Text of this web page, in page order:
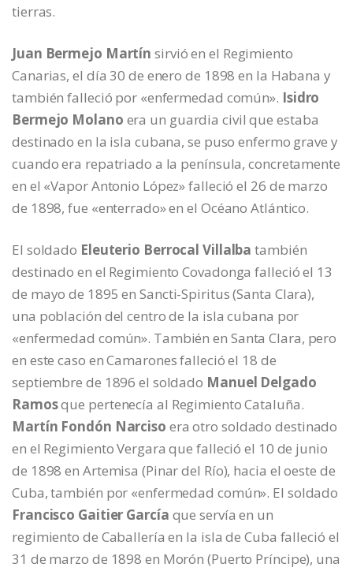
tierras.
Juan Bermejo Martín sirvió en el Regimiento
Canarias, el día 30 de enero de 1898 en la Habana y
también falleció por «enfermedad común». Isidro
Bermejo Molano era un guardia civil que estaba
destinado en la isla cubana, se puso enfermo grave y
cuando era repatriado a la península, concretamente
en el «Vapor Antonio López» falleció el 26 de marzo
de 1898, fue «enterrado» en el Océano Atlántico.
El soldado Eleuterio Berrocal Villalba también
destinado en el Regimiento Covadonga falleció el 13
de mayo de 1895 en Sancti-Spiritus (Santa Clara),
una población del centro de la isla cubana por
«enfermedad común». También en Santa Clara, pero
en este caso en Camarones falleció el 18 de
septiembre de 1896 el soldado Manuel Delgado
Ramosque pertenecía al Regimiento Cataluña.
Martín Fondón Narciso era otro soldado destinado
en el Regimiento Vergara que falleció el 10 de junio
de 1898 en Artemisa (Pinar del Río), hacia el oeste de
Cuba, también por «enfermedad común». El soldado
Francisco Gaitier García que servía en un
regimiento de Caballería en la isla de Cuba falleció el
31 de marzo de 1898 en Morón (Puerto Príncipe), una